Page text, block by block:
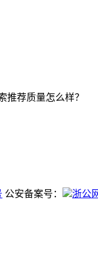
推荐质量怎么样？
公安备案号： 浙公